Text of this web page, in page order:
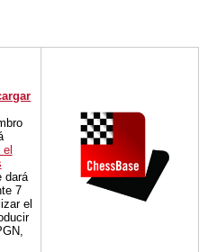
dará
7
el